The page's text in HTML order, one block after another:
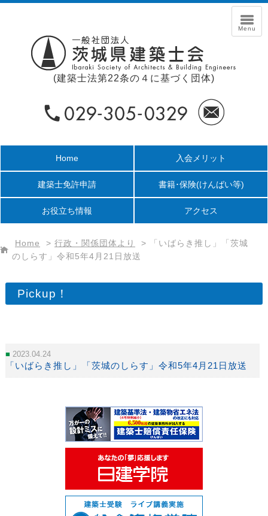
(建築士法第22条の４に基づく団体)
Home 入会メリット
建築士免許申請 書籍･保険(けんばい等)
お役立ち情報 アクセス
Home > 行政・関係団体より >
「いばらき推し」「茨城
のしらす」令和5年4月21日放送
Pickup！
2023.04.24
「いばらき推し」「茨城のしらす」令和5年4月21日放送